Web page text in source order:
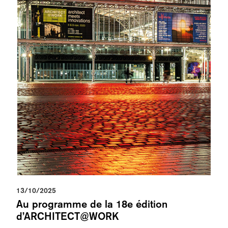
13/10/2025
Au programme de la 18e édition
d’ARCHITECT@WORK